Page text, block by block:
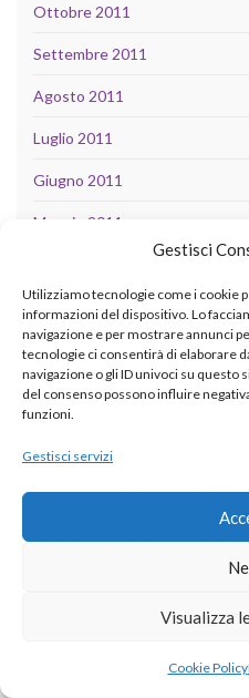
Gestisci
Utilizziamo tecnologie come i cookie
informazioni del dispositivo. Lo
navigazione e per mostrare annunci
tecnologie ci consentirà di elaborare
navigazione o gli ID univoci su questo
del consenso possono influire
funzioni.
Gestisci servizi
Visualizza
Cookie Policy
Ottobre 2011
Settembre 2011
Agosto 2011
Luglio 2011
Giugno 2011
Maggio 2011
Marzo 2011
Febbraio 2011
Gennaio 2011